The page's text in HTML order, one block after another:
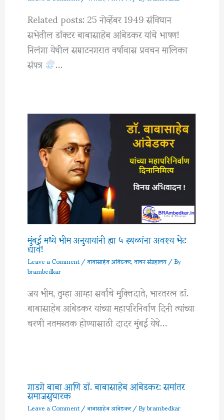
Related posts: 25 नोव्हेंबर 1949 संविधान
सभेतील डॉक्टर बाबासाहेब आंबेडकर यांचे भाषण!
निलंगा येथील सम्राटनगरात वर्षावास प्रवचन मालिका
संपन्न …
मुंबई मध्ये भीम अनुयायांनी ह्या ५ स्थळांना अवश्य भेट
द्यावे!
Leave a Comment/बाबासाहेब आंबेडकर,वाचन संग्रहालय/ By
brambedkar
जय भीम, तुम्हा आम्हा सर्वांचे मुक्तिदाते, भारतरत्न डॉ.
बाबासाहेब आंबेडकर यांच्या महापरिनिर्वाण दिनी त्यांच्या
चरणी नतमस्तक होण्यासाठी दादर मुंबई येथे…
गाडगे बाबा आणि डॉ. बाबासाहेब आंबेडकर: समांतर
समाजसुधारक
Leave a Comment/बाबासाहेब आंबेडकर/ Bybrambedkar